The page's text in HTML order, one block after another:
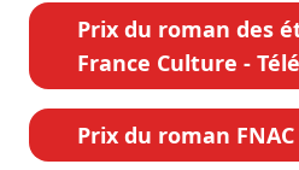
Prix du roman des
France Culture -
Prix du roman FNAC